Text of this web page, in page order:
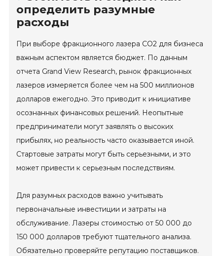
определить разумные
расходы
При выборе фракционного лазера СО2 для бизнеса
важным аспектом является бюджет. По данным
отчета Grand View Research, рынок фракционных
лазеров измеряется более чем на 500 миллионов
долларов ежегодно. Это приводит к инициативе
осознанных финансовых решений. Неопытные
предприниматели могут заявлять о высоких
прибылях, но реальность часто оказывается иной.
Стартовые затраты могут быть серьезными, и это
может привести к серьезным последствиям.
Для разумных расходов важно учитывать
первоначальные инвестиции и затраты на
обслуживание. Лазеры стоимостью от 50 000 до
150 000 долларов требуют тщательного анализа.
Обязательно проверяйте репутацию поставщиков.